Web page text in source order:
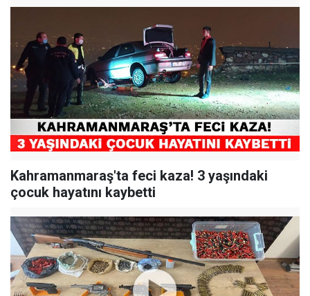
Kahramanmaraş'ta feci kaza! 3 yaşındaki
çocuk hayatını kaybetti